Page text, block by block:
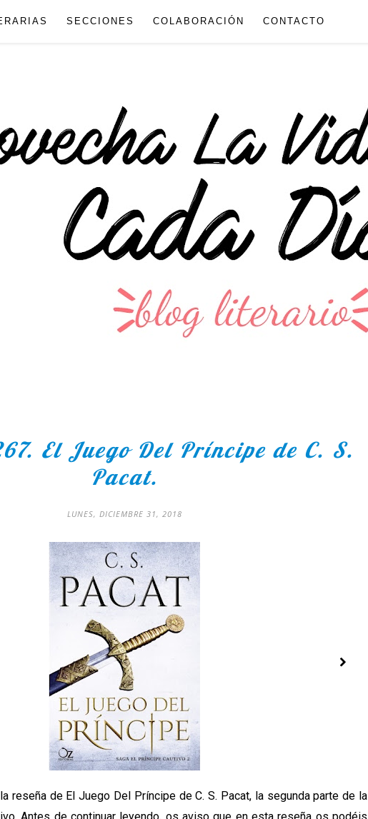
SECCIONES COLABORACIÓN CONTACTO
El Juego Del Príncipe de C. S.
Pacat.
LUNES, DICIEMBRE 31, 2018
reseña de El Juego Del Príncipe de C. S. Pacat, la segunda parte de la